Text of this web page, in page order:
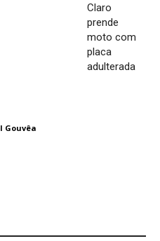
Claro
prende
moto com
placa
adulterada
Gouvêa